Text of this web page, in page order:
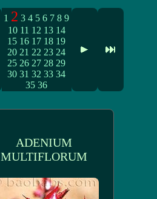
1 2 3 4 5 6 7 8 9
10 11 12 13 14
15 16 17 18 19
20 21 22 23 24
25 26 27 28 29
30 31 32 33 34
35 36
ADENIUM
MULTIFLORUM